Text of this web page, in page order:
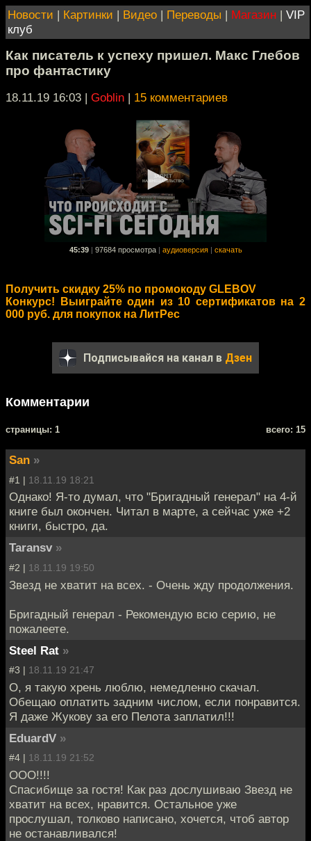
Новости | Картинки | Видео | Переводы | Магазин | VIP
клуб
Как писатель к успеху пришел. Макс Глебов
про фантастику
18.11.19 16:03 | Goblin | 15 комментариев
45:39 97684 просмотра аудиоверсия скачать
Получить скидку 25% по промокоду GLEBOV
Конкурс! Выиграйте один из 10 сертификатов на 2
000 руб. для покупок на ЛитРес
Подписывайся на канал в Дзен
Комментарии
cтраницы: 1 всего: 15
San »
#1 | 18.11.19 18:21
Однако! Я-то думал, что "Бригадный генерал" на 4-й
книге был окончен. Читал в марте, а сейчас уже +2
книги, быстро, да.
Taransv »
#2 | 18.11.19 19:50
Звезд не хватит на всех. - Очень жду продолжения.
Бригадный генерал - Рекомендую всю серию, не
пожалеете.
Steel Rat »
#3 | 18.11.19 21:47
О, я такую хрень люблю, немедленно скачал.
Обещаю оплатить задним числом, если понравится.
Я даже Жукову за его Пелота заплатил!!!
EduardV »
#4 | 18.11.19 21:52
ООО!!!!
Спасибище за гостя! Как раз дослушиваю Звезд не
хватит на всех, нравится. Остальное уже
прослушал, толково написано, хочется, чтоб автор
не останавливался!